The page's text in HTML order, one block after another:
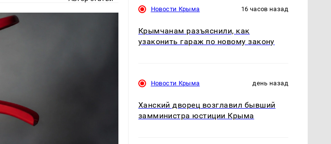
Новости Крыма 16 часов назад
Крымчанам разъяснили, как
узаконить гараж по новому закону
Новости Крыма день назад
Ханский дворец возглавил бывший
замминистра юстиции Крыма